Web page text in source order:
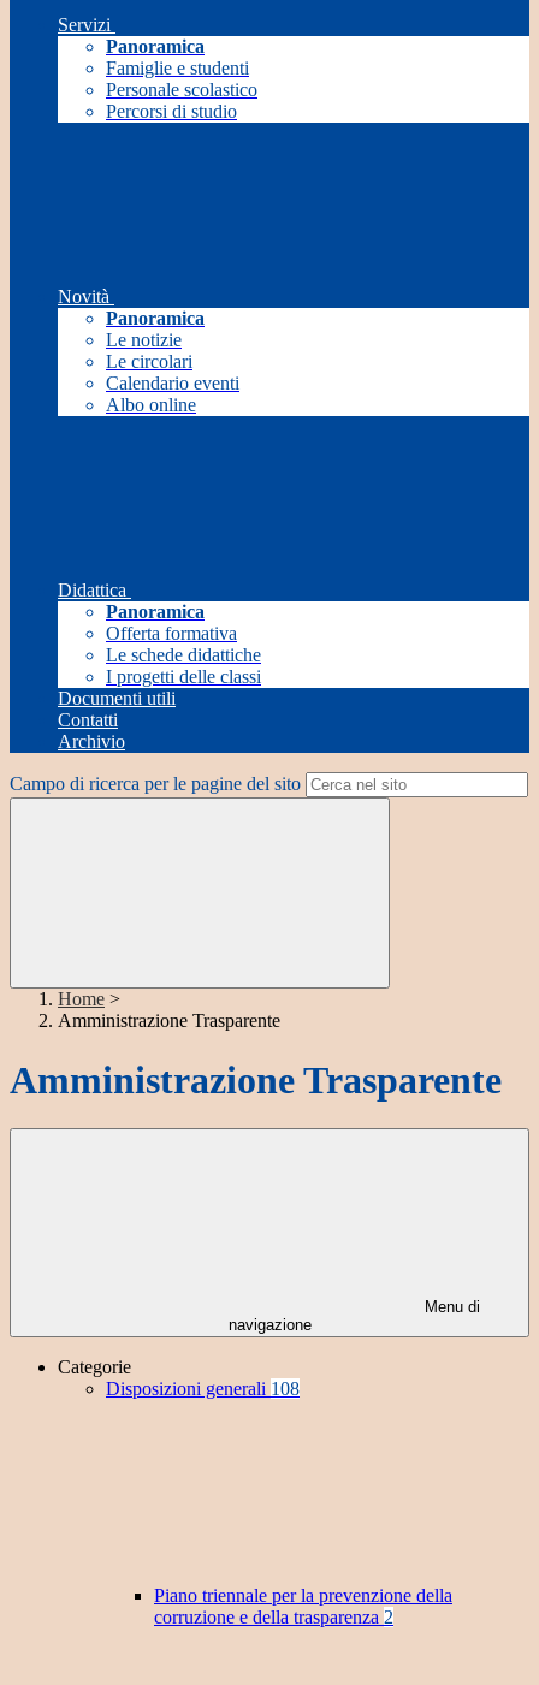
Servizi
Panoramica
Famiglie e studenti
Personale scolastico
Percorsi di studio
Novità
Panoramica
Le notizie
Le circolari
Calendario eventi
Albo online
Didattica
Panoramica
Offerta formativa
Le schede didattiche
I progetti delle classi
Documenti utili
Contatti
Archivio
Campo di ricerca per le pagine del sito
Home >
Amministrazione Trasparente
Amministrazione Trasparente
Menu di
navigazione
Categorie
Disposizioni generali 108
Piano triennale per la prevenzione della
corruzione e della trasparenza 2